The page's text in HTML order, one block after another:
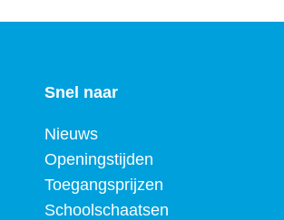
Snel naar
Nieuws
Openingstijden
Toegangsprijzen
Schoolschaatsen